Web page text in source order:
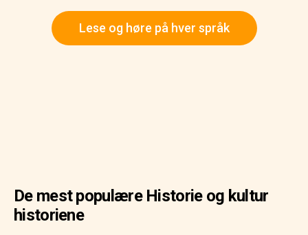
Lese og høre på hver språk
De mest populære Historie og kultur
historiene